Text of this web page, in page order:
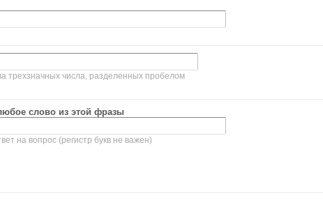
трехзначных числа, разделенных пробелом
слово из этой фразы
на вопрос (регистр букв не важен)